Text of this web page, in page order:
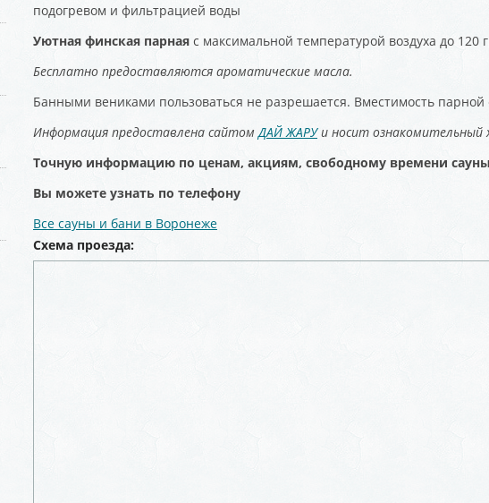
подогревом и фильтрацией воды
Уютная финская парная с максимальной температурой воздуха до 120
Бесплатно предоставляются ароматические масла.
Банными вениками пользоваться не разрешается. Вместимость
Информация предоставлена сайтом ДАЙ ЖАРУи носит ознакомительный
Точную информацию по ценам, акциям, свободному времени
Вы можете узнать по телефону
Все сауны и бани в Воронеже
Схема проезда: